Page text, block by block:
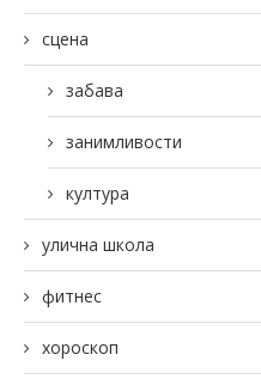
сцена
забава
занимливости
култура
улична школа
фитнес
хороскоп